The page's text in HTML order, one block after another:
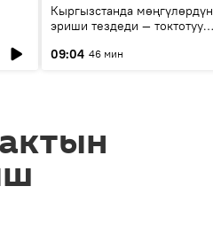
Кыргызстанда мөңгүлөрдүн
эриши тездеди — токтотуу
09:04 46 мин